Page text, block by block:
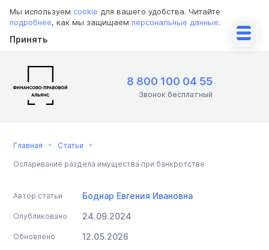
Мы используем cookie для вашего удобства. Читайте
подробнее, как мы защищаем персональные данные.
Принять
8 800 100 04 55
Звонок бесплатный
Главная Статьи
Оспаривание раздела имущества при банкротстве
Автор статьи Боднар Евгения Ивановна
Опубликовано 24.09.2024
Обновлено 12.05.2026